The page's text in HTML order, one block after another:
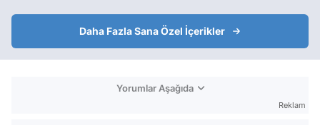
Daha Fazla Sana Özel İçerikler
Yorumlar Aşağıda
Reklam